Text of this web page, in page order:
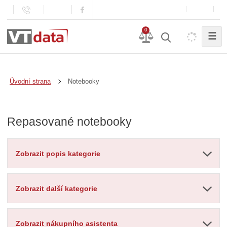
0
☰
Úvodní strana Notebooky
Repasované notebooky
Zobrazit popis kategorie
Zobrazit další kategorie
Zobrazit nákupního asistenta